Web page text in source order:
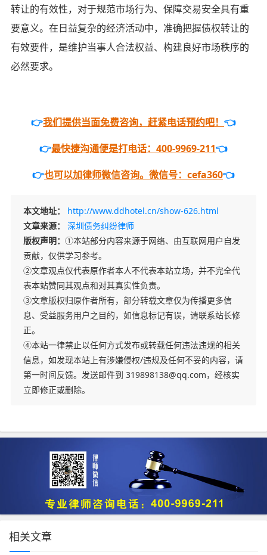
转让的有效性，对于规范市场行为、保障交易安全具有重
要意义。在日益复杂的经济活动中，准确把握债权转让的
有效要件，是维护当事人合法权益、构建良好市场秩序的
必然要求。
👉我们提供当面免费咨询，赶紧电话预约吧！ 👈
👉最快捷沟通便是打电话：400-9969-211👈
👉也可以加律师微信咨询。微信号：cefa360👈
本文地址：
http://www.ddhotel.cn/show-626.html
文章来源：
深圳债务纠纷律师
版权声明： ①本站部分内容来源于网络、由互联网用户自发
贡献，仅供学习参考。
②文章观点仅代表原作者本人不代表本站立场，并不完全代
表本站赞同其观点和对其真实性负责。
③文章版权归原作者所有，部分转载文章仅为传播更多信
息、受益服务用户之目的，如信息标记有误，请联系站长修
正。
④本站一律禁止以任何方式发布或转载任何违法违规的相关
信息，如发现本站上有涉嫌侵权/违规及任何不妥的内容，请
第一时间反馈。发送邮件到 319898138@qq.com，经核实
立即修正或删除。
相关文章